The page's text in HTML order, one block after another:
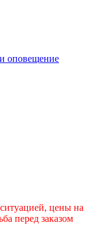
оповещение
цены на
перед заказом